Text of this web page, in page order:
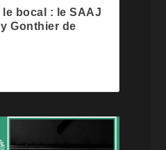
le bocal : le SAAJ
Gonthier de